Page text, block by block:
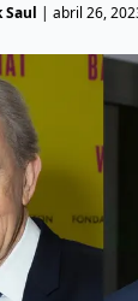
Saul | abril 26,